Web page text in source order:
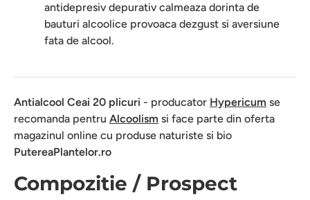
antidepresiv depurativ calmeaza dorinta de
bauturi alcoolice provoaca dezgust si aversiune
fata de alcool.
Antialcool Ceai 20 plicuri - producator Hypericum se
recomanda pentru Alcoolism si face parte din oferta
magazinul online cu produse naturiste si bio
PutereaPlantelor.ro
Compozitie / Prospect